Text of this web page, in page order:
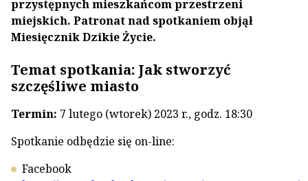
przystępnych mieszkańcom przestrzeni
miejskich. Patronat nad spotkaniem objął
Miesięcznik Dzikie Życie.
Temat spotkania: Jak stworzyć
szczęśliwe miasto
Termin: 7 lutego (wtorek) 2023 r., godz. 18:30
Spotkanie odbędzie się on-line:
Facebook